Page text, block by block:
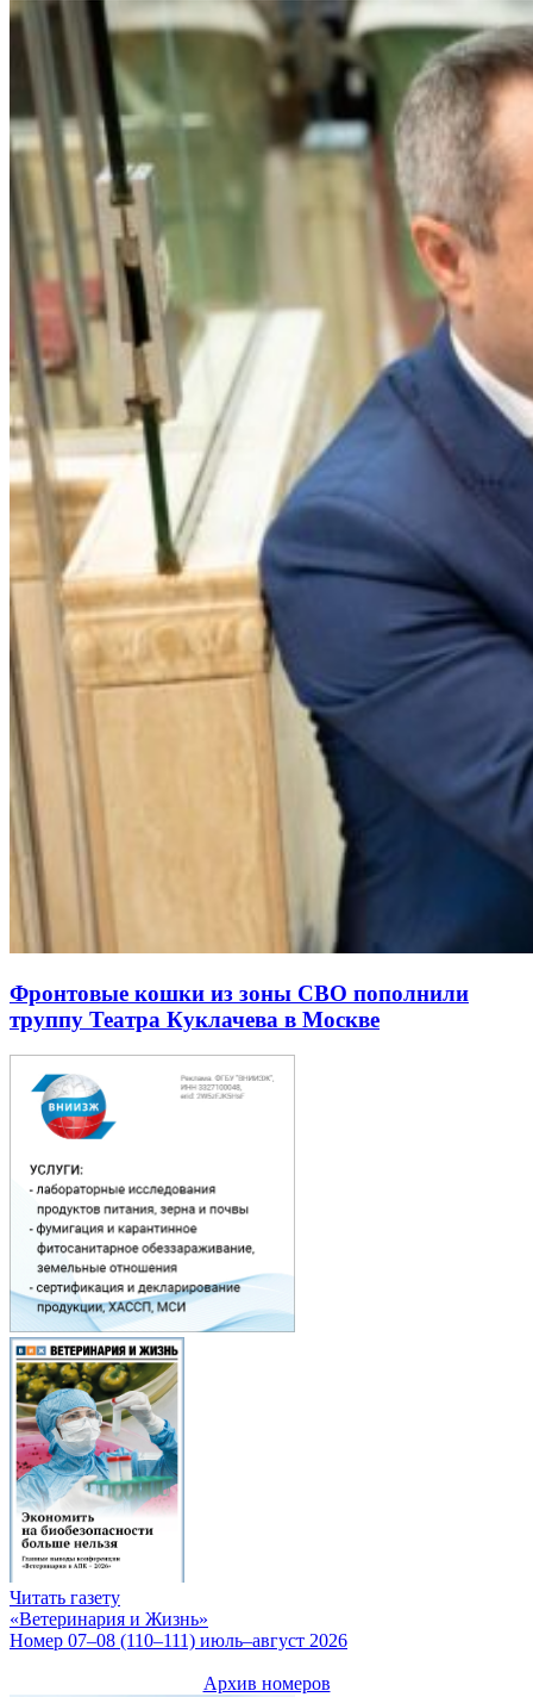
Фронтовые кошки из зоны СВО пополнили
труппу Театра Куклачева в Москве
Читать газету
«Ветеринария и Жизнь»
Номер 07–08 (110–111) июль–август 2026
Архив номеров